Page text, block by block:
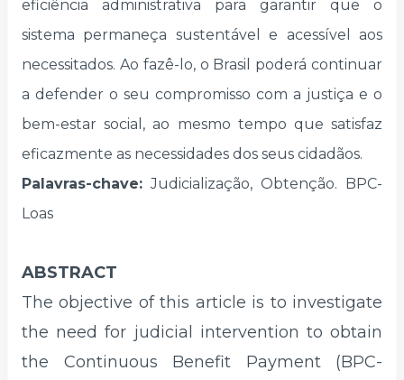
eficiência administrativa para garantir que o
sistema permaneça sustentável e acessível aos
necessitados. Ao fazê-lo, o Brasil poderá continuar
a defender o seu compromisso com a justiça e o
bem-estar social, ao mesmo tempo que satisfaz
eficazmente as necessidades dos seus cidadãos.
Palavras-chave: Judicialização, Obtenção. BPC-
Loas
ABSTRACT
The objective of this article is to investigate
the need for judicial intervention to obtain
the Continuous Benefit Payment (BPC-